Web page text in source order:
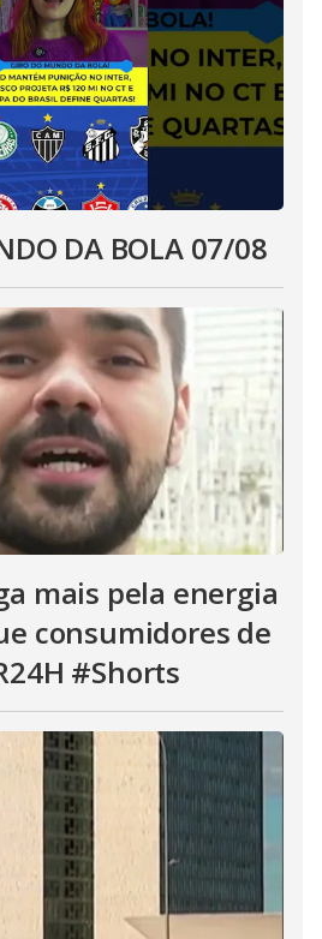
DA BOLA 07/08
mais pela energia
consumidores de
#Shorts